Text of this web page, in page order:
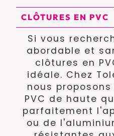
CLÔTURES EN PVC
Si vous
abordable et
clôtures en
idéale. Chez
nous
PVC de haute
parfaitement
ou de